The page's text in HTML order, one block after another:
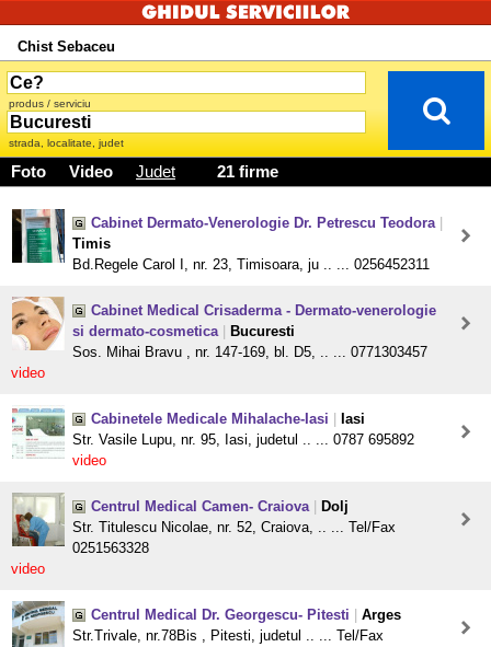
Chist Sebaceu
produs / serviciu
strada, localitate, judet
Foto Video Judet 21 firme
Cabinet Dermato-Venerologie Dr. Petrescu Teodora
Timis
Bd.Regele Carol I, nr. 23, Timisoara, ju .. ... 0256452311
Cabinet Medical Crisaderma - Dermato-venerologie
si dermato-cosmetica
Bucuresti
Sos. Mihai Bravu , nr. 147-169, bl. D5, .. ... 0771303457
video
Cabinetele Medicale Mihalache-Iasi
Iasi
Str. Vasile Lupu, nr. 95, Iasi, judetul .. ... 0787 695892
video
Centrul Medical Camen- Craiova
Dolj
Str. Titulescu Nicolae, nr. 52, Craiova, .. ... Tel/Fax
0251563328
video
Centrul Medical Dr. Georgescu- Pitesti
Arges
Str.Trivale, nr.78Bis , Pitesti, judetul .. ... Tel/Fax